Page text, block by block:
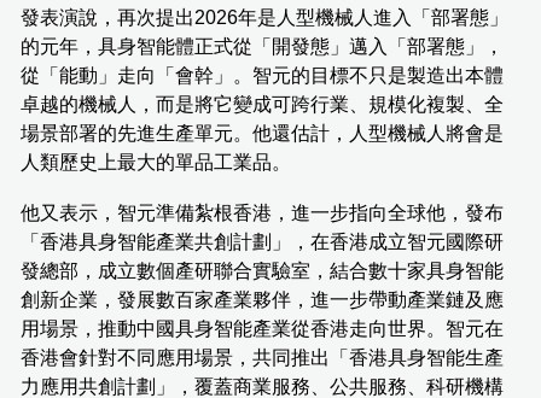
發表演說，再次提出2026年是人型機械人進入「部署態」
的元年，具身智能體正式從「開發態」邁入「部署態」，
從「能動」走向「會幹」。智元的目標不只是製造出本體
卓越的機械人，而是將它變成可跨行業、規模化複製、全
場景部署的先進生產單元。他還估計，人型機械人將會是
人類歷史上最大的單品工業品。
他又表示，智元準備紮根香港，進一步指向全球他，發布
「香港具身智能產業共創計劃」，在香港成立智元國際研
發總部，成立數個產研聯合實驗室，結合數十家具身智能
創新企業，發展數百家產業夥伴，進一步帶動產業鏈及應
用場景，推動中國具身智能產業從香港走向世界。智元在
香港會針對不同應用場景，共同推出「香港具身智能生產
力應用共創計劃」，覆蓋商業服務、公共服務、科研機構